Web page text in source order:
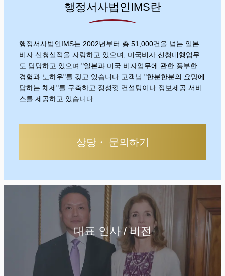
행정서사법인IMS란
행정서사법인IMS는 2002년부터 총 51,000건을 넘는 일본
비자 신청실적을 자랑하고 있으며, 미국비자 신청대행업무
도 담당하고 있으며 "일본과 미국 비자업무에 관한 풍부한
경험과 노하우"를 갖고 있습니다.고객님 "한분한분의 요망에
답하는 체제"를 구축하고 정성껏 컨설팅이나 정보제공 서비
스를 제공하고 있습니다.
상당・ 문의하기
대표 인사 / 비전